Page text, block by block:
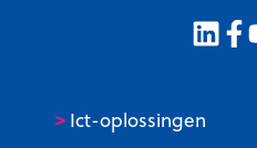
>Ict-oplossingen